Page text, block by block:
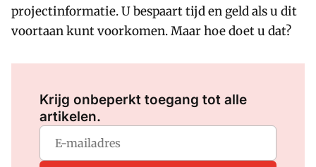
projectinformatie. U bespaart tijd en geld als u dit
voortaan kunt voorkomen. Maar hoe doet u dat?
Krijg onbeperkt toegang tot alle
artikelen.